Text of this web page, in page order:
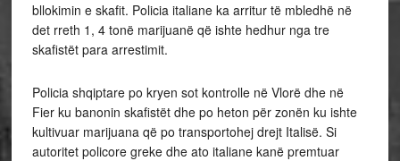
bllokimin e skafit. Policia italiane ka arritur të mbledhë në
det rreth 1, 4 tonë marijuanë që ishte hedhur nga tre
skafistët para arrestimit.
Policia shqiptare po kryen sot kontrolle në Vlorë dhe në
Fier ku banonin skafistët dhe po heton për zonën ku ishte
kultivuar marijuana që po transportohej drejt Italisë. Si
autoritet policore greke dhe ato italiane kanë premtuar